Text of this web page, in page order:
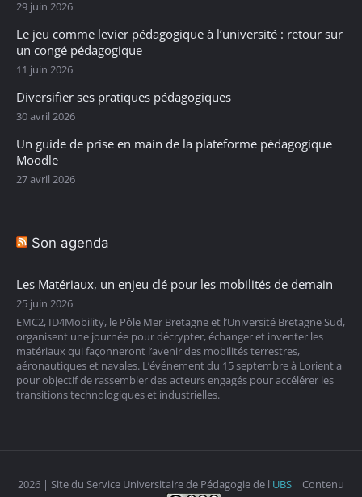
29 juin 2026
Le jeu comme levier pédagogique à l’université : retour sur
un congé pédagogique
11 juin 2026
Diversifier ses pratiques pédagogiques
30 avril 2026
Un guide de prise en main de la plateforme pédagogique
Moodle
27 avril 2026
Son agenda
Les Matériaux, un enjeu clé pour les mobilités de demain
25 juin 2026
EMC2, ID4Mobility, le Pôle Mer Bretagne et l’Université Bretagne Sud,
organisent une journée pour décrypter, échanger et inventer les
matériaux qui façonneront l’avenir des mobilités terrestres,
aéronautiques et navales. L’événement du 15 septembre à Lorient a
pour objectif de rassembler des acteurs engagés pour accélérer les
transitions technologiques et industrielles.
2026 | Site du Service Universitaire de Pédagogie de l'UBS | Contenu